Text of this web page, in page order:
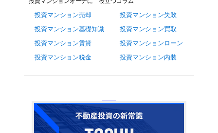
投資マンション売却
投資マンション基礎知識
投資マンション賃貸
投資マンション税金
投資マンション失敗
投資マンション買取
投資マンションローン
投資マンション内装